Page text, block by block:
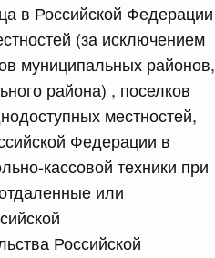
в Российской Федерации
(за исключением
муниципальных районов,
района) , поселков
местностей,
Федерации в
кассовой техники при
или
Российской